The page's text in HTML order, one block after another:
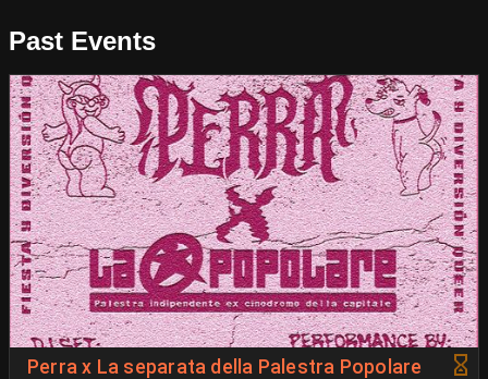
Past Events
Perra x La separata della Palestra Popolare